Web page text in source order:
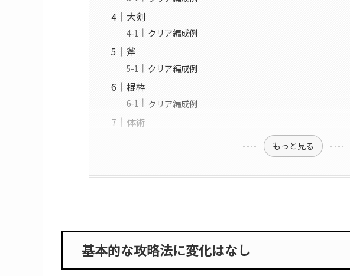
基本的な攻略法に変化はなし
カウント0でお供を4体召喚
基本的な攻略の手順
クリア編成紹介
大剣
クリア編成例
棍棒
クリア編成例